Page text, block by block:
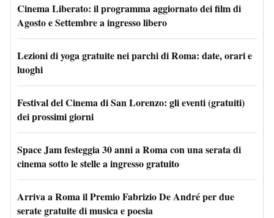
Cinema Liberato: il programma aggiornato dei film di
Agosto e Settembre a ingresso libero
Lezioni di yoga gratuite nei parchi di Roma: date, orari e
luoghi
Festival del Cinema di San Lorenzo: gli eventi (gratuiti)
dei prossimi giorni
Space Jam festeggia 30 anni a Roma con una serata di
cinema sotto le stelle a ingresso gratuito
Arriva a Roma il Premio Fabrizio De André per due
serate gratuite di musica e poesia